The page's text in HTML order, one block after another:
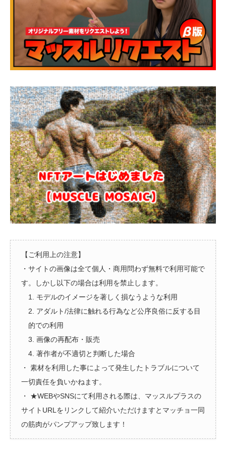
【ご利用上の注意】
・サイトの画像は全て個人・商用問わず無料で利用可能で
す。しかし以下の場合は利用を禁止します。
1. モデルのイメージを著しく損なうような利用
2. アダルト/法律に触れる行為など公序良俗に反する目
的での利用
3. 画像の再配布・販売
4. 著作者が不適切と判断した場合
・ 素材を利用した事によって発生したトラブルについて
一切責任を負いかねます。
・ ★WEBやSNSにて利用される際は、マッスルプラスの
サイトURLをリンクして紹介いただけますとマッチョ一同
の筋肉がパンプアップ致します！